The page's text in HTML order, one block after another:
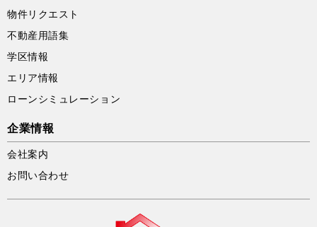
物件リクエスト
不動産用語集
学区情報
エリア情報
ローンシミュレーション
企業情報
会社案内
お問い合わせ